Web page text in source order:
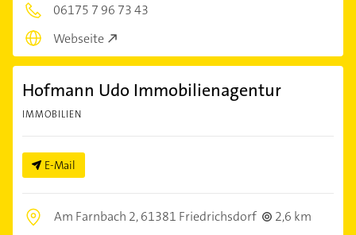
06175 7 96 73 43
Webseite
Hofmann Udo Immobilienagentur
IMMOBILIEN
E-Mail
Am Farnbach 2,61381 Friedrichsdorf
2,6 km